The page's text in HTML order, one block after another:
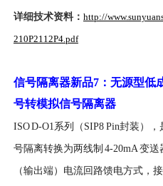
详细技术资料： http://
210P2112P4.pdf
信号隔离器新品7：无源型低
号转模拟信号隔离器
ISO D-O1系列（SIP8 Pin封装）
号隔离转换为两线制 4-20mA 变
（输出端）电流回路馈电方式，